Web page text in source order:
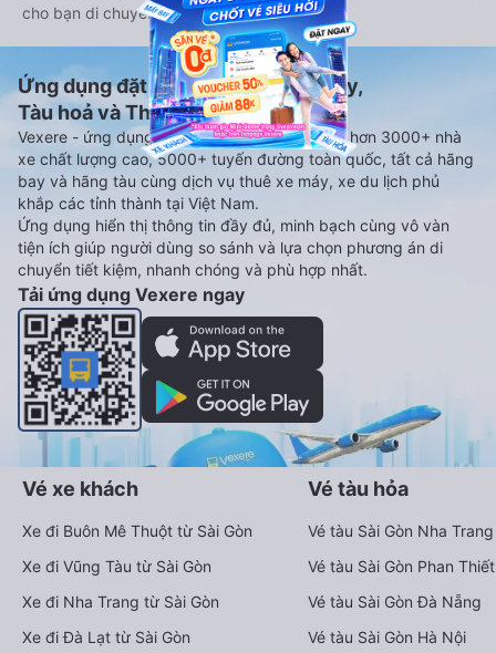
cho bạn di chuyển.
Ứng dụng đặt vé Xe khách, Máy bay,
Tàu hoả và Thuê xe
Vexere - ứng dụng đặt vé đa phương tiện với hơn 3000+ nhà
xe chất lượng cao, 5000+ tuyến đường toàn quốc, tất cả hãng
bay và hãng tàu cùng dịch vụ thuê xe máy, xe du lịch phủ
khắp các tỉnh thành tại Việt Nam.
Ứng dụng hiển thị thông tin đầy đủ, minh bạch cùng vô vàn
tiện ích giúp người dùng so sánh và lựa chọn phương án di
chuyển tiết kiệm, nhanh chóng và phù hợp nhất.
Tải ứng dụng Vexere ngay
Vé xe khách
Xe đi Buôn Mê Thuột từ Sài Gòn
Xe đi Vũng Tàu từ Sài Gòn
Xe đi Nha Trang từ Sài Gòn
Xe đi Đà Lạt từ Sài Gòn
Vé tàu hỏa
Vé tàu Sài Gòn Nha Trang
Vé tàu Sài Gòn Phan Thiết
Vé tàu Sài Gòn Đà Nẵng
Vé tàu Sài Gòn Hà Nội